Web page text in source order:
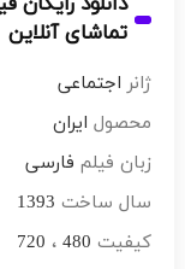
تماشای آنلاین
ژانر اجتماعی
محصول ایران
زبان فیلم فارسی
سال ساخت 1393
کیفیت 480 ، 720